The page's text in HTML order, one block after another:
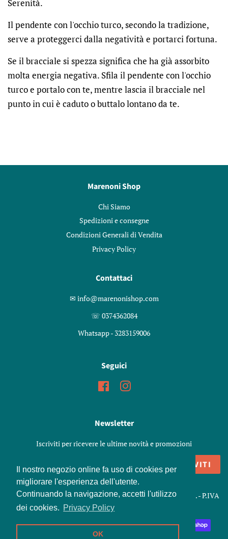
Il nostro negozio online fa uso di cookies per
migliorare l'esperienza dell'utente.
Continuando la navigazione, accetti l'utilizzo
dei cookies. Privacy Policy
OK
Serenità.
Il pendente con l'occhio turco, secondo la tradizione,
serve a proteggerci dalla negatività e portarci fortuna.
Se il bracciale si spezza significa che ha già assorbito
molta energia negativa. Sfila il pendente con l'occhio
turco e portalo con te, mentre lascia il bracciale nel
punto in cui è caduto o buttalo lontano da te.
Marenoni Shop
Chi Siamo
Spedizioni e consegne
Condizioni Generali di Vendita
Privacy Policy
Contattaci
✉︎ info@marenonishop.com
☏ 0374362084
Whatsapp - 3283159006
Seguici
FacebookInstagram
Newsletter
Iscriviti per ricevere le ultime novità e promozioni
ISCRIVITI
Copyright © 2026,Marenoni Shop. Snc di Marenoni Elisa e C. - P.IVA
01426970198
Modalità